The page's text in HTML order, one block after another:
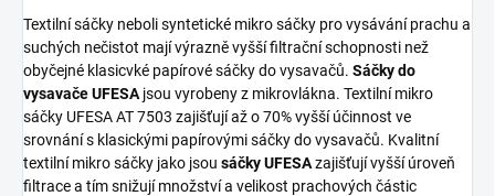
Textilní sáčky neboli syntetické mikro sáčky pro vysávání prachu a
suchých nečistot mají výrazně vyšší filtrační schopnosti než
obyčejné klasicvké papírové sáčky do vysavačů. Sáčky do
vysavače UFESA jsou vyrobeny z mikrovlákna. Textilní mikro
sáčky UFESA AT 7503 zajišťují až o 70% vyšší účinnost ve
srovnání s klasickými papírovými sáčky do vysavačů. Kvalitní
textilní mikro sáčky jako jsou sáčky UFESAzajišťují vyšší úroveň
filtrace a tím snižují množství a velikost prachových částic